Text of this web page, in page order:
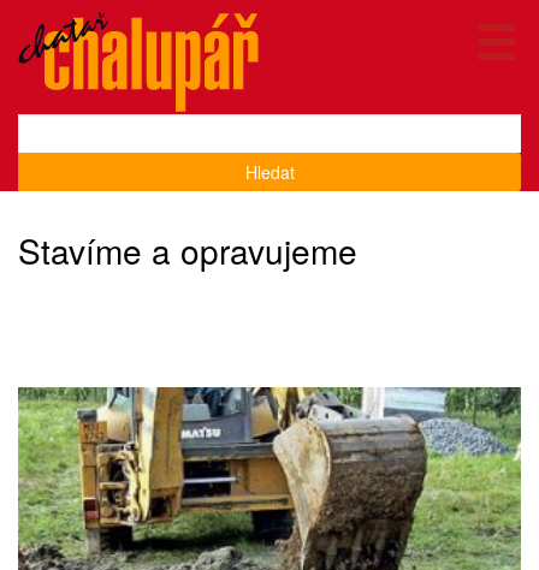
Hledat
Stavíme a opravujeme